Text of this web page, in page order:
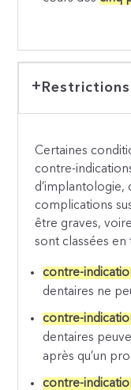
Restrictions
Certaines
contre-
d’implantologie,
complications
être graves,
sont classées
contre-
dentaires ne
contre-
dentaires
après qu’un
contre-